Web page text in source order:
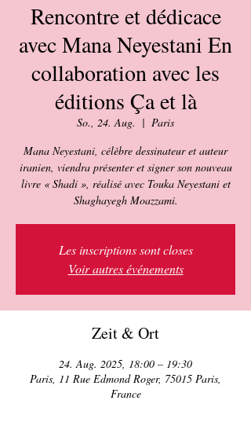
Rencontre et dédicace
avec Mana Neyestani En
collaboration avec les
éditions Ça et là
So., 24. Aug.
  |
Paris
Mana Neyestani, célèbre dessinateur et auteur
iranien, viendra présenter et signer son nouveau
livre « Shadi », réalisé avec Touka Neyestani et
Shaghayegh Moazzami.
Les inscriptions sont closes
Voir autres événements
Zeit & Ort
24. Aug. 2025, 18:00 – 19:30
Paris, 11 Rue Edmond Roger, 75015 Paris,
France